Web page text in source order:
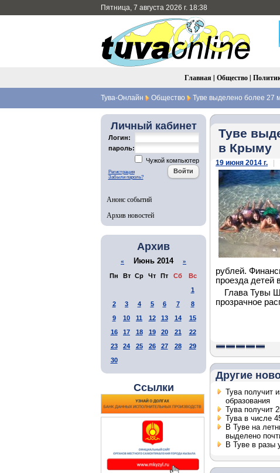
Пятница, 7 августа 2026 г. 18:38
Главная | Общество|
Тува-Онлайн Общество Туве выделено более 27
Личный кабинет
Логин:
пароль:
Чужой компьютер
Регистрация
Забыли пароль?
Анонс событий
Архив новостей
Архив
« Июнь 2014 »
Пн Вт Ср Чт Пт Сб
Вс
1
2
3 4 5 6 7
8
9
10 11 12 13 14
15
16
17 18 19 20 21
22
23
24 25 26 27 28
29
30
Ссылки
Туве
в Крыму
19 июня 2014 г. |
рублей.
проезда детей
Глава Тувы
прозрачное
Другие
Тува получит
образования
Тува получит
Тува в числе
В Туве на
выделено
В Туве в разы